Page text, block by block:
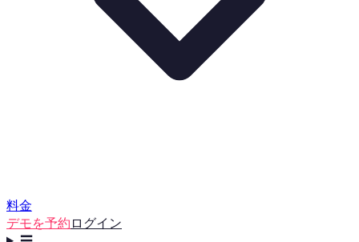
料金
デモを予約 ログイン